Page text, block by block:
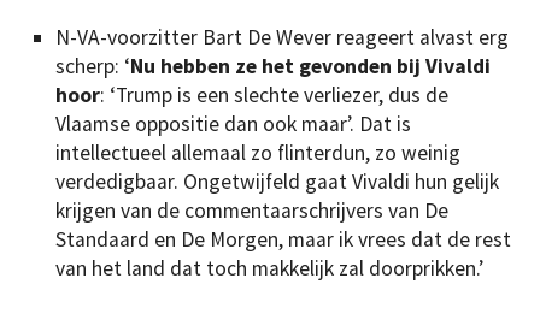
N-VA-voorzitter Bart De Wever reageert alvast erg
scherp: ‘Nu hebben ze het gevonden bij Vivaldi
hoor: ‘Trump is een slechte verliezer, dus de
Vlaamse oppositie dan ook maar’. Dat is
intellectueel allemaal zo flinterdun, zo weinig
verdedigbaar. Ongetwijfeld gaat Vivaldi hun gelijk
krijgen van de commentaarschrijvers van De
Standaard en De Morgen, maar ik vrees dat de rest
van het land dat toch makkelijk zal doorprikken.’